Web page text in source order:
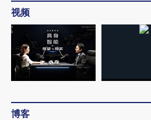
｜HYROX的吸金
是什么让中产们甘
花钱找虐”？
马航飞行员跨国走私7万
粒摇头丸 尿检体内含3种
毒品
视频
博客